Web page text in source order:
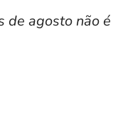
de agosto não é